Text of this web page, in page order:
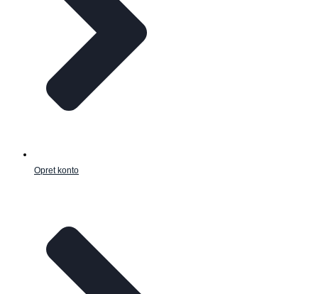
Opret konto